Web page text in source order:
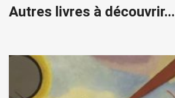
Autres livres à découvrir...